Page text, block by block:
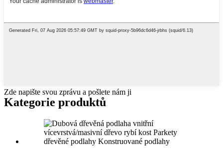
Zde napište svou zprávu a pošlete nám ji
Kategorie produktů